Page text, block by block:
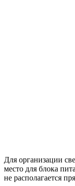
Для организации
место для блока
не располагается